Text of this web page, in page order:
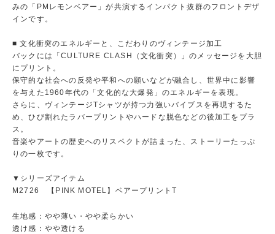
みの「PMレモンベアー」が共演するインパクト抜群のフロントデザ
インです。
■ 文化衝突のエネルギーと、こだわりのヴィンテージ加工
バックには「CULTURE CLASH（文化衝突）」のメッセージを大胆
にプリント。
保守的な社会への反発や平和への願いなどが融合し、世界中に影響
を与えた1960年代の「文化的な大爆発」のエネルギーを表現。
さらに、ヴィンテージTシャツが持つ力強いバイブスを再現するた
め、ひび割れたラバープリントやハードな脱色などの後加工をプラ
ス。
音楽やアートの歴史へのリスペクトが詰まった、ストーリーたっぷ
りの一枚です。
▼シリーズアイテム
M2726 【PINK MOTEL】ベアープリントT
生地感：やや薄い・やや柔らかい
透け感：やや透ける